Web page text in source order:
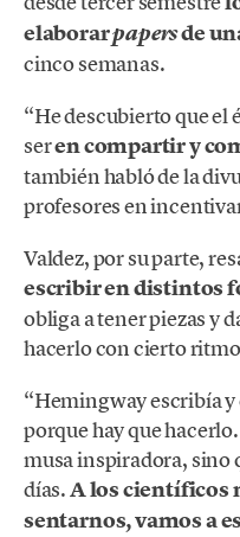
elaborarpapersde
cinco semanas.
“He descubierto que el
seren compartir y
también habló de la
profesores en
Valdez, por su parte,
escribir en distintos
obliga a tener piezas y
hacerlo con cierto
“Hemingway escribía
porque hay que
musa inspiradora, sino
días.A los científicos
sentarnos, vamos a